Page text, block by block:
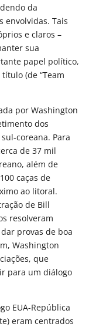
da
envolvidas. Tais
e claros –
sua
papel político,
(de “Team
por Washington
dos
coreana. Para
de 37 mil
além de
caças de
ao litoral.
de Bill
resolveram
provas de boa
Washington
que
para um diálogo
EUA-República
eram centrados